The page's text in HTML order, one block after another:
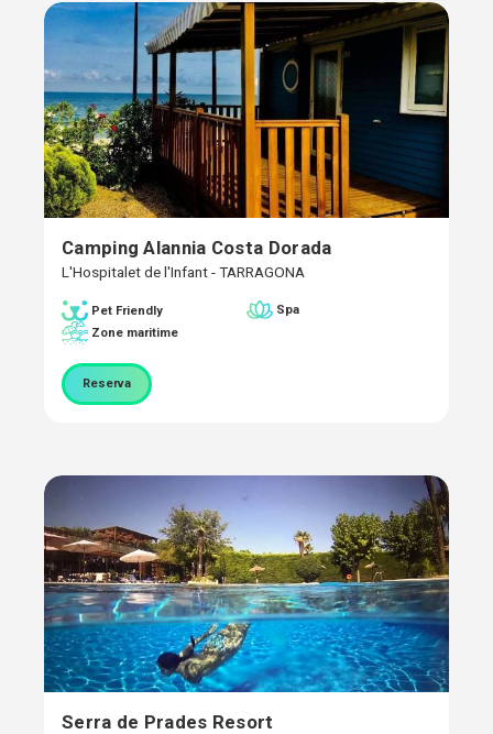
Camping Alannia Costa Dorada
L'Hospitalet de l'Infant - TARRAGONA
Pet Friendly
Spa
Zone maritime
Reserva
Serra de Prades Resort